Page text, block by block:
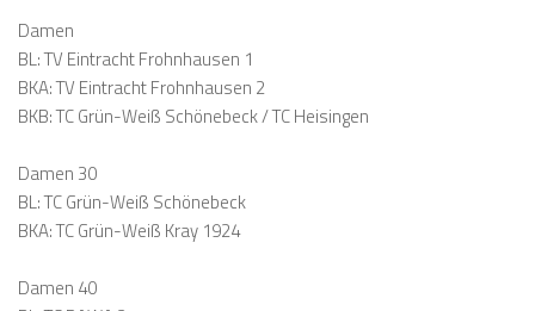
Damen
BL: TV Eintracht Frohnhausen 1
BKA: TV Eintracht Frohnhausen 2
BKB: TC Grün-Weiß Schönebeck / TC Heisingen
Damen 30
BL: TC Grün-Weiß Schönebeck
BKA: TC Grün-Weiß Kray 1924
Damen 40